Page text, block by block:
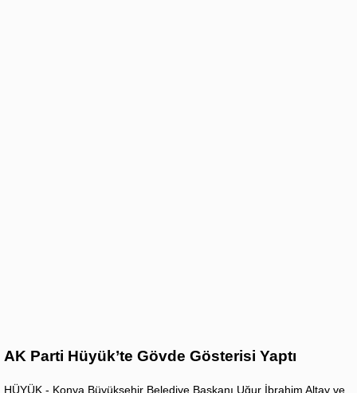
AK Parti Hüyük’te Gövde Gösterisi Yaptı
HÜYÜK - Konya Büyükşehir Belediye Başkanı Uğur İbrahim Altay ve